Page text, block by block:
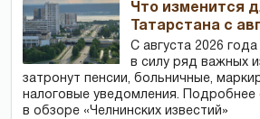
Что изменится
Татарстана с
С августа 2026
в силу ряд важных
затронут пенсии, больничные,
налоговые уведомления. Подробнее
в обзоре «Челнинских известий»